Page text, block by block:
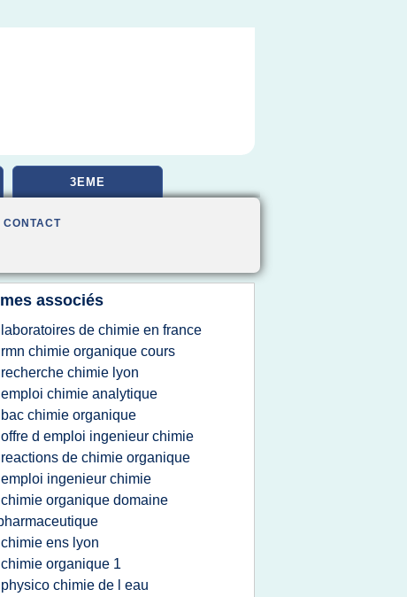
3EME
CONTACT
associés
laboratoires de chimie en france
rmn chimie organique cours
recherche chimie lyon
emploi chimie analytique
bac chimie organique
offre d emploi ingenieur chimie
reactions de chimie organique
emploi ingenieur chimie
chimie organique domaine
chimie ens lyon
chimie organique 1
physico chimie de l eau